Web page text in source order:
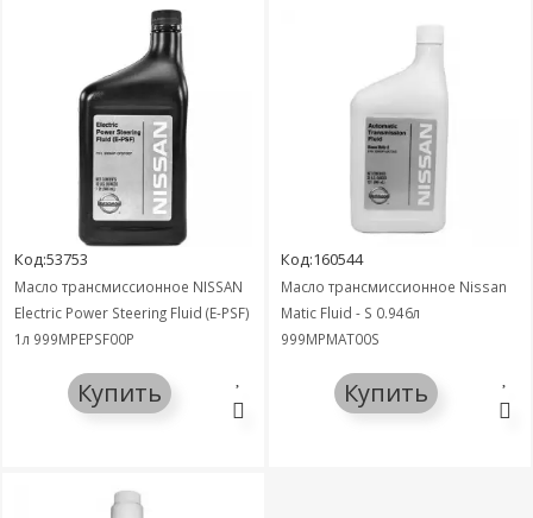
Код:53753
Масло трансмиссионное NISSAN
Electric Power Steering Fluid (E-PSF)
1л 999MPEPSF00P
Купить
Код:160544
Масло трансмиссионное Nissan
Matic Fluid - S 0.946л
999MPMAT00S
Купить